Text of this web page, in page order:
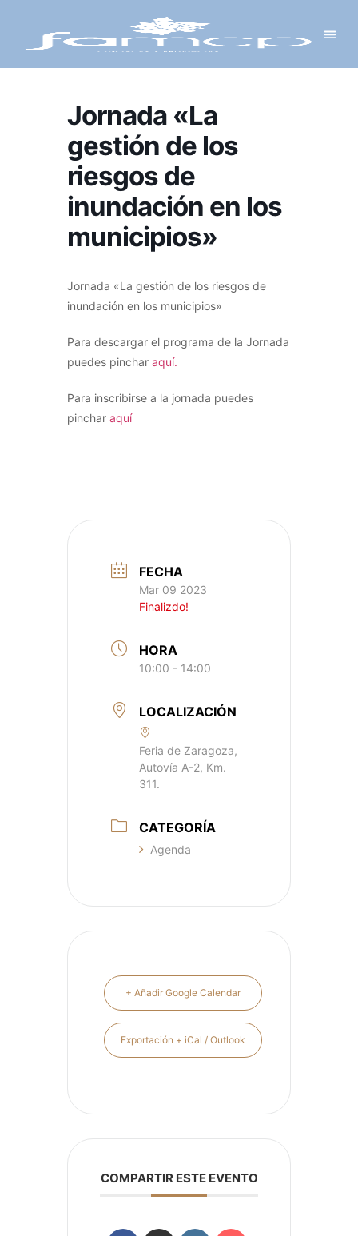
Jornada «La
gestión de los
riesgos de
inundación en los
municipios»
Jornada «La gestión de los riesgos de
inundación en los municipios»
Para descargar el programa de la Jornada
puedes pinchar aquí.
Para inscribirse a la jornada puedes
pinchar aquí
FECHA
Mar 09 2023
Finalizdo!
HORA
10:00 - 14:00
LOCALIZACIÓN
Feria de Zaragoza,
Autovía A-2, Km.
311.
CATEGORÍA
Agenda
+ Añadir Google Calendar
Exportación + iCal / Outlook
COMPARTIR ESTE EVENTO